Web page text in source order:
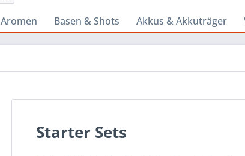
Aromen Basen & Shots Akkus & Akkuträger
Starter Sets